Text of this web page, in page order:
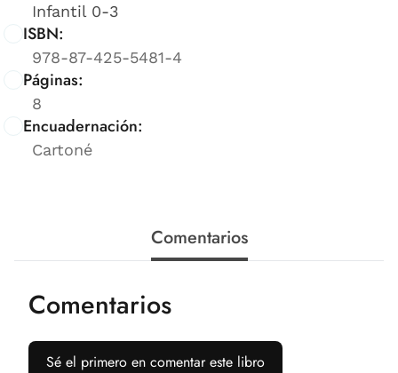
Infantil 0-3
ISBN:
978-87-425-5481-4
Páginas:
8
Encuadernación:
Cartoné
Comentarios
Comentarios
Sé el primero en comentar este libro